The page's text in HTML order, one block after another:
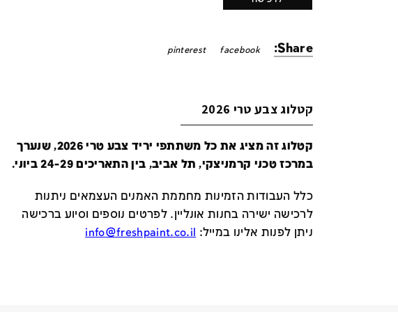
Share:
facebook
pinterest
קטלוג צבע טרי 2026
קטלוג זה מציג את כל משתתפי יריד צבע טרי 2026, שנערך
במרכז טכני קרמניצקי, תל אביב, בין התאריכים 24-29 ביוני.
כלל העבודות הזמינות מחממת האמנים העצמאים ניתנות
לרכישה ישירה בחנות אונליין.לפרטים נוספים וסיוע ברכישה
ניתן לפנות אלינו במייל:
info@freshpaint.co.il